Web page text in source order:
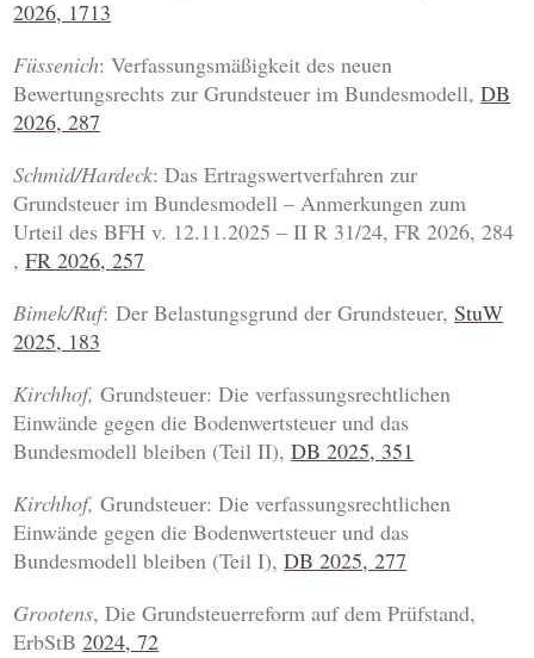
2026, 1713
Füssenich: Verfassungsmäßigkeit des neuen
Bewertungsrechts zur Grundsteuer im Bundesmodell,DB
2026, 287
Schmid/Hardeck: Das Ertragswertverfahren zur
Grundsteuer im Bundesmodell – Anmerkungen zum
Urteil des BFH v. 12.11.2025 – II R 31/24, FR 2026, 284
,FR 2026, 257
Bimek/Ruf: Der Belastungsgrund derGrundsteuer,StuW
2025, 183
Kirchhof, Grundsteuer: Die verfassungsrechtlichen
Einwände gegen die Bodenwertsteuer und das
Bundesmodell bleiben (Teil II),DB 2025, 351
Kirchhof, Grundsteuer: Die verfassungsrechtlichen
Einwände gegen die Bodenwertsteuer und das
Bundesmodell bleiben (Teil I),DB 2025, 277
Grootens, Die Grundsteuerreform auf dem Prüfstand,
ErbStB2024, 72